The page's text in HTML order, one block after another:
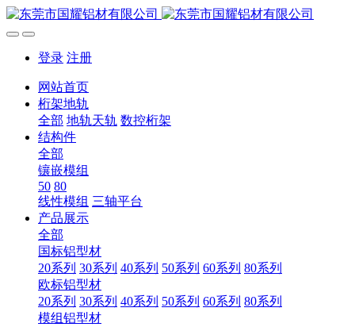
登录 注册
网站首页
桁架地轨
全部 地轨天轨 数控桁架
结构件
全部
镶嵌模组
50 80
线性模组 三轴平台
产品展示
全部
国标铝型材
20系列 30系列 40系列 50系列 60系列 80系列
欧标铝型材
20系列 30系列 40系列 50系列 60系列 80系列
模组铝型材